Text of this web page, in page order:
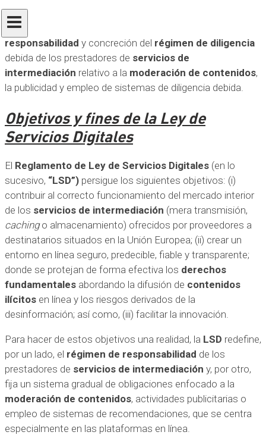
mercado único de servicios digitales
Digitales) especialmente en la redefinición del
responsabilidad y concreción del régimen de diligencia
debida de los prestadores de servicios de
intermediación relativo a la moderación de contenidos,
la publicidad y empleo de sistemas de diligencia debida.
Objetivos y fines de la Ley de
Servicios Digitales
El Reglamento de Ley de Servicios Digitales (en lo
sucesivo, “LSD”) persigue los siguientes objetivos: (i)
contribuir al correcto funcionamiento del mercado interior
de los servicios de intermediación (mera transmisión,
cachingo almacenamiento) ofrecidos por proveedores a
destinatarios situados en la Unión Europea; (ii) crear un
entorno en línea seguro, predecible, fiable y transparente;
donde se protejan de forma efectiva los derechos
fundamentales abordando la difusión de contenidos
ilícitos en línea y los riesgos derivados de la
desinformación; así como, (iii) facilitar la innovación.
Para hacer de estos objetivos una realidad, la LSD redefine,
por un lado, el régimen de responsabilidad de los
prestadores de servicios de intermediación y, por otro,
fija un sistema gradual de obligaciones enfocado a la
moderación de contenidos, actividades publicitarias o
empleo de sistemas de recomendaciones, que se centra
especialmente en las plataformas en línea.